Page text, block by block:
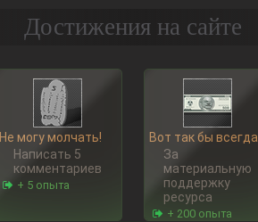
Достижения на сайте
Не могу молчать!
Написать 5
комментариев
+ 5 опыта
Вот так бы всегда
За
материальную
поддержку
ресурса
+ 200 опыта